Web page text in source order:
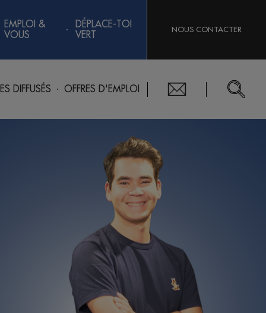
DIFFUSÉS OFFRES D'EMPLOI
EMPLOI &
VOUS
DÉPLACE-TOI
VERT
NOUS CONTACTER